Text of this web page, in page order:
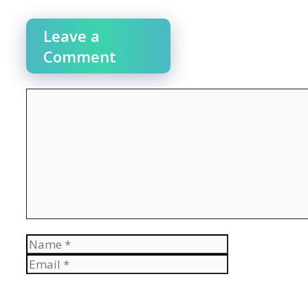
Leave a
Comment
Name
Email